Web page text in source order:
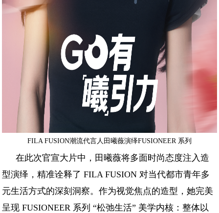
FILA FUSION潮流代言人田曦薇演绎FUSIONEER 系列
在此次官宣大片中，田曦薇将多面时尚态度注入造
型演绎，精准诠释了 FILA FUSION 对当代都市青年多
元生活方式的深刻洞察。作为视觉焦点的造型，她完美
呈现 FUSIONEER 系列 “松弛生活” 美学内核：整体以